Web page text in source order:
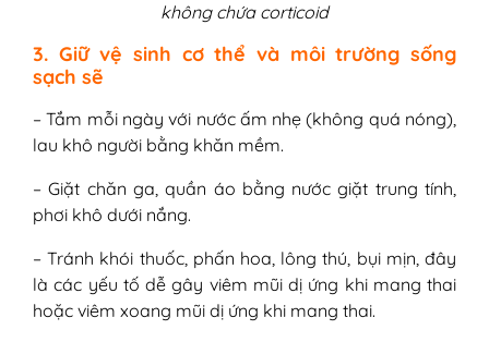
không chứa corticoid
3. Giữ vệ sinh cơ thể và môi trường sống
sạch sẽ
– Tắm mỗi ngày với nước ấm nhẹ (không quá nóng),
lau khô người bằng khăn mềm.
– Giặt chăn ga, quần áo bằng nước giặt trung tính,
phơi khô dưới nắng.
– Tránh khói thuốc, phấn hoa, lông thú, bụi mịn, đây
là các yếu tố dễ gây viêm mũi dị ứng khi mang thai
hoặc viêm xoang mũi dị ứng khi mang thai.